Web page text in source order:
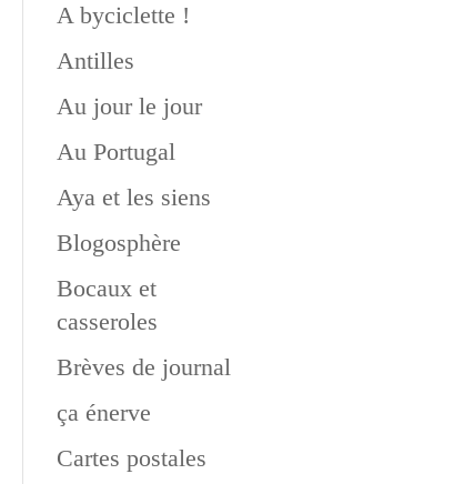
A byciclette !
Antilles
Au jour le jour
Au Portugal
Aya et les siens
Blogosphère
Bocaux et
casseroles
Brèves de journal
ça énerve
Cartes postales